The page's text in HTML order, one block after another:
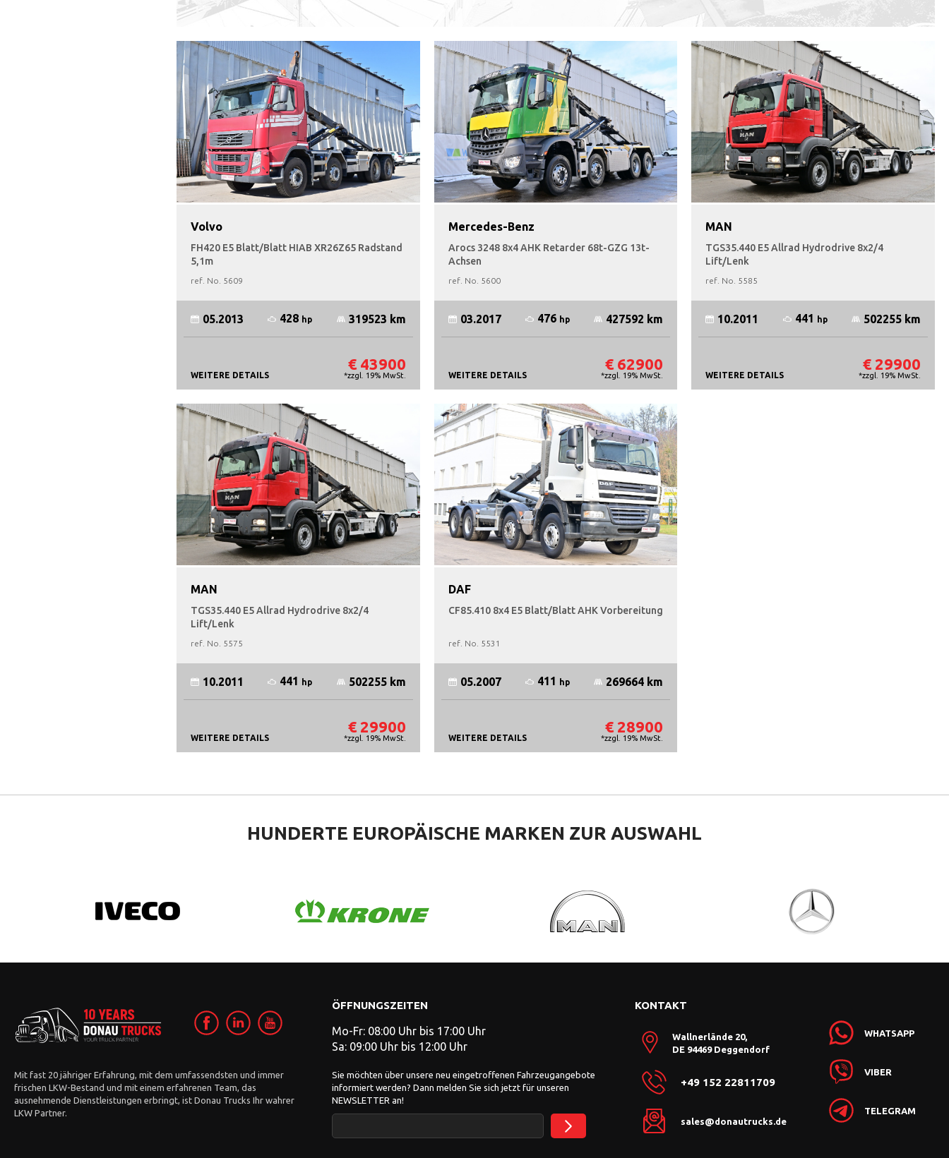
Volvo
FH420 E5 Blatt/Blatt HIAB XR26Z65 Radstand
5,1m
ref. No. 5609
05.2013 428 hp 319523 km
WEITERE DETAILS
€ 43900
*zzgl. 19% MwSt.
Mercedes-Benz
Arocs 3248 8x4 AHK Retarder 68t-GZG 13t-
Achsen
ref. No. 5600
03.2017 476 hp 427592 km
WEITERE DETAILS
€ 62900
*zzgl. 19% MwSt.
MAN
TGS35.440 E5 Allrad Hydrodrive 8x2/4
Lift/Lenk
ref. No. 5585
10.2011 441 hp 502255 km
WEITERE DETAILS
€ 29900
*zzgl. 19% MwSt.
MAN
TGS35.440 E5 Allrad Hydrodrive 8x2/4
Lift/Lenk
ref. No. 5575
10.2011 441 hp 502255 km
WEITERE DETAILS
€ 29900
*zzgl. 19% MwSt.
DAF
CF85.410 8x4 E5 Blatt/Blatt AHK Vorbereitung
ref. No. 5531
05.2007 411 hp 269664 km
WEITERE DETAILS
€ 28900
*zzgl. 19% MwSt.
HUNDERTE EUROPÄISCHE MARKEN ZUR AUSWAHL
Mit fast 20 jähriger Erfahrung, mit dem umfassendsten und immer
frischen LKW-Bestand und mit einem erfahrenen Team, das
ausnehmende Dienstleistungen erbringt, ist Donau Trucks Ihr wahrer
LKW Partner.
ÖFFNUNGSZEITEN
Mo-Fr: 08:00 Uhr bis 17:00 Uhr
Sa: 09:00 Uhr bis 12:00 Uhr
KONTAKT
Wallnerlände 20,
DE 94469 Deggendorf
+49 152 22811709
sales@donautrucks.de
WHATSAPP
VIBER
TELEGRAM
Sie möchten über unsere neu eingetroffenen Fahrzeugangebote
informiert werden? Dann melden Sie sich jetzt für unseren
NEWSLETTER an!